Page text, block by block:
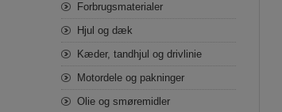
Forbrugsmaterialer
Hjul og dæk
Kæder, tandhjul og drivlinie
Motordele og pakninger
Olie og smøremidler